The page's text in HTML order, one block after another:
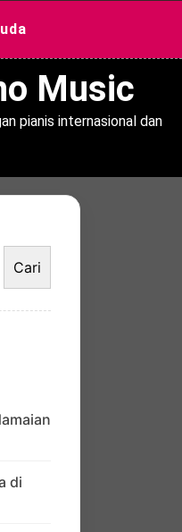
Music
pianis internasional dan
Cari
di